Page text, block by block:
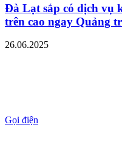
Đà Lạt sắp có dịch vụ
trên cao ngay Quảng
26.06.2025
Gọi điện